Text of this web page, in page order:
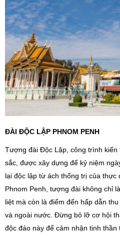
ĐÀI ĐỘC LẬP PHNOM PENH
Tượng đài Độc Lập, công trình kiến
sắc, được xây dựng để kỷ niệm
lại độc lập từ ách thống trị của thực
Phnom Penh, tượng đài không chỉ
liệt mà còn là điểm đến hấp dẫn
và ngoài nước. Đừng bỏ lỡ cơ hội
độc đáo này để cảm nhận tinh thần